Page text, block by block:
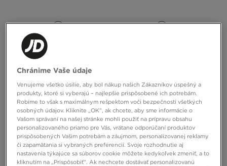
NIKE MIKINA NRG NOCTA
140,00 €
NIKE TRIČKO M NRG NOCTA CS SS
45,00 €
Chránime Vaše údaje
Venujeme všetko úsilie, aby bol nákup našich Zákazníkov úspešný a
produkty, ktoré si vyberajú – najlepšie prispôsobené ich potrebám.
Robíme to však s maximálnym rešpektom voči bezpečnosti všetkých
osobných údajov. Kliknite „OK”, ak chcete, aby sme informácie o
Vašom správaní na našej stránke mohli použiť na prípravu obsahu
personalizovaného priamo pre Vás, vrátane odporúčaní produktov
prispôsobených Vašim potrebám a záujmom, personalizovanej reklamy
či zapamätania si vybraných preferencií. Svoje rozhodnutie aj
nastavenia týkajúce sa súborov cookie môžete kedykoľvek zmeniť, a to
kliknutím na „Prispôsobiť”. Ak nechcete dostávať personalizovanú